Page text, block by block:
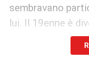
sembravano
lui. Il 19enne è
punto di
isolana. Nella